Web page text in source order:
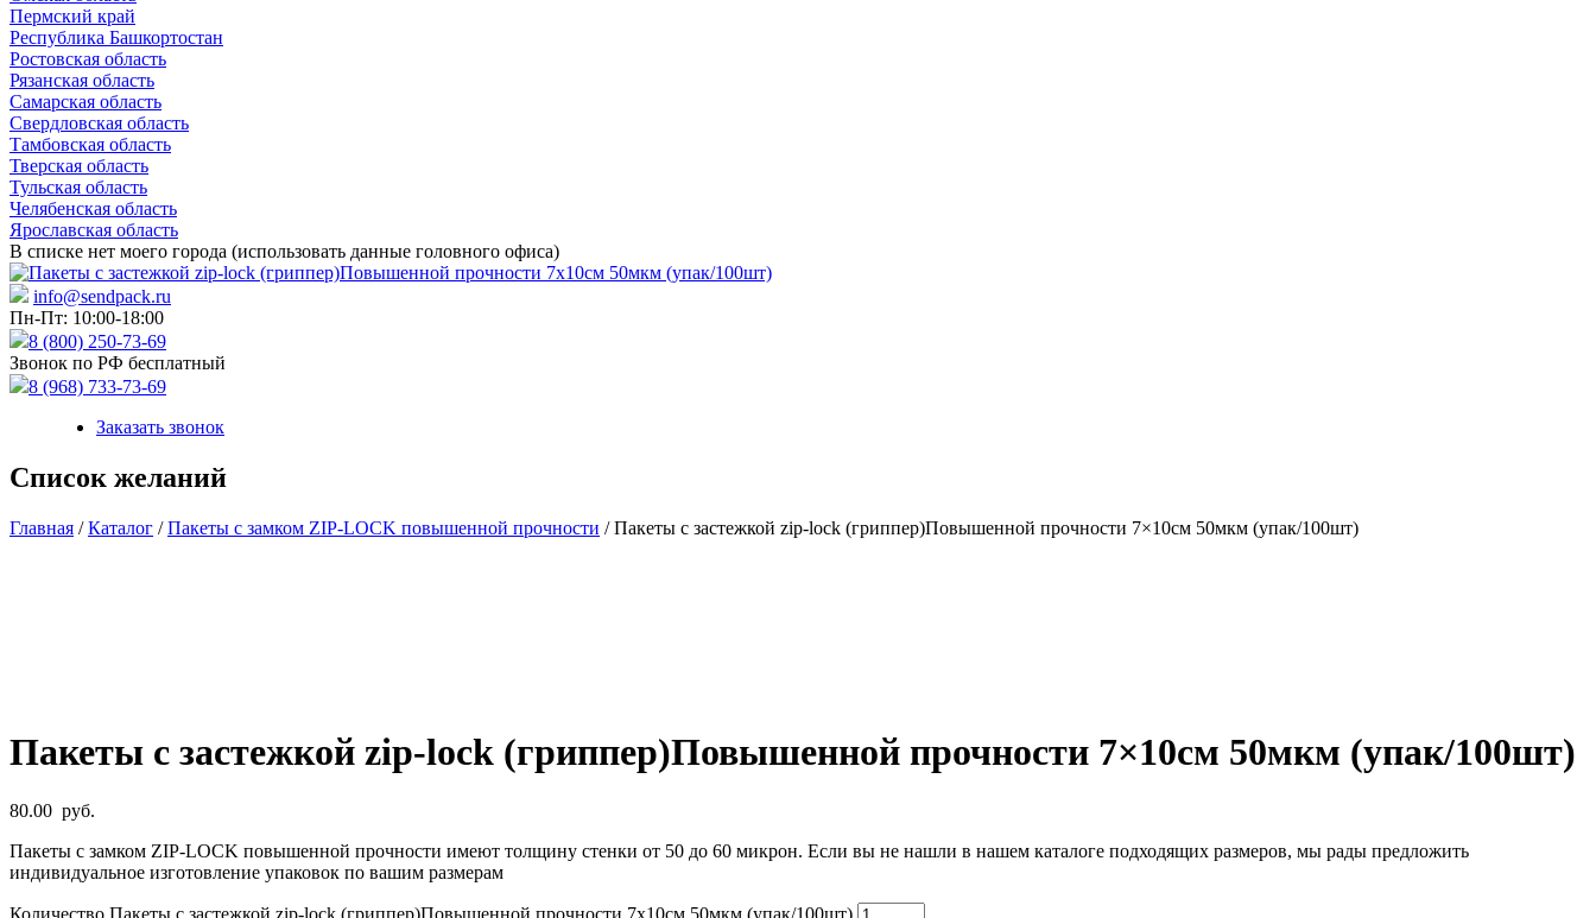
Пермский край
Республика Башкортостан
Ростовская область
Рязанская область
Самарская область
Свердловская область
Тамбовская область
Тверская область
Тульская область
Челябенская область
Ярославская область
В списке нет моего города (использовать данные головного офиса)
info@sendpack.ru
Пн-Пт: 10:00-18:00
8 (800) 250-73-69
Звонок по РФ бесплатный
8 (968) 733-73-69
Заказать звонок
Список желаний
Главная /Каталог /Пакеты с замком ZIP-LOCK повышенной прочности / Пакеты с застежкой zip-lock (гриппер)Повышенной прочности 7×10см 50мкм (упак/100шт)
Пакеты с застежкой zip-lock (гриппер)Повышенной прочности 7×10см 50мкм (упак/100шт)
80.00 руб.
Пакеты с замком ZIP-LOCK повышенной прочности имеют толщину стенки от 50 до 60 микрон. Если вы не нашли в нашем каталоге подходящих размеров, мы рады предложить
индивидуальное изготовление упаковок по вашим размерам
Количество Пакеты с застежкой zip-lock (гриппер)Повышенной прочности 7x10см 50мкм (упак/100шт)